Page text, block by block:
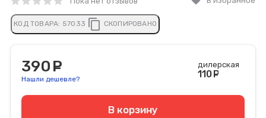
КОД ТОВАРА: 57033 content_copy СКОПИРОВАНО
390
Нашли дешевле?
дилерская
110
В корзину